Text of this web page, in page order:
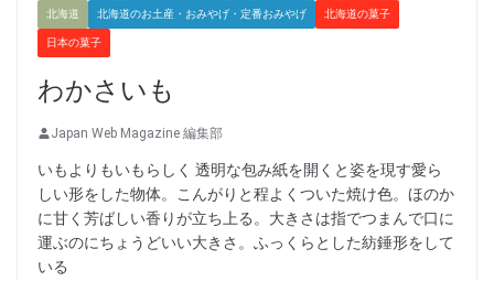
北海道 北海道のお土産・おみやげ・定番おみやげ 北海道の菓子
日本の菓子
わかさいも
Japan Web Magazine 編集部
いもよりもいもらしく 透明な包み紙を開くと姿を現す愛ら
しい形をした物体。こんがりと程よくついた焼け色。ほのか
に甘く芳ばしい香りが立ち上る。大きさは指でつまんで口に
運ぶのにちょうどいい大きさ。ふっくらとした紡錘形をして
いる